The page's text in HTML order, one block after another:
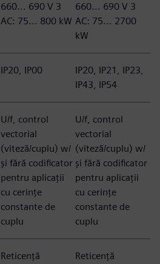
660... 690 V 3
AC: 75... 800 kW
660... 690 V 3
AC: 75... 2700
kW
IP20, IP00
IP20, IP21, IP23,
IP43, IP54
U/f, control
vectorial
(viteză/cuplu) w/
și fără codificator
pentru aplicații
cu cerințe
constante de
cuplu
U/f, control
vectorial
(viteză/cuplu) w/
și fără codificator
pentru aplicații
cu cerințe
constante de
cuplu
Reticență
Reticență